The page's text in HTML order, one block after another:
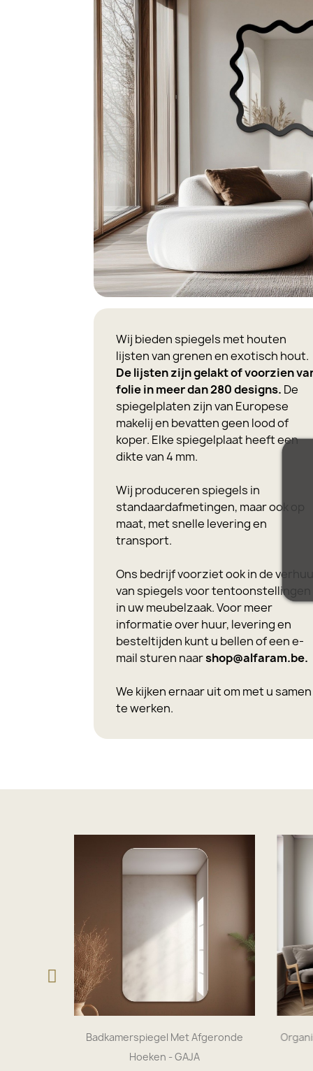
Wij bieden spiegels met houten
lijsten van grenen en exotisch hout.
De lijsten zijn gelakt of voorzien
folie in meer dan 280 designs. De
spiegelplaten zijn van Europese
makelij en bevatten geen lood of
koper. Elke spiegelplaat heeft een
dikte van 4 mm.
Wij produceren spiegels in
standaardafmetingen, maar ook op
maat, met snelle levering en
transport.
Ons bedrijf voorziet ook in de
van spiegels voor tentoonstellingen
in uw meubelzaak. Voor meer
informatie over huur, levering en
besteltijden kunt u bellen of een e-
mail sturen naarshop@alfaram.be.
We kijken ernaar uit om met u samen
te werken.
Badkamerspiegel Met Afgeronde
Hoeken - GAJA